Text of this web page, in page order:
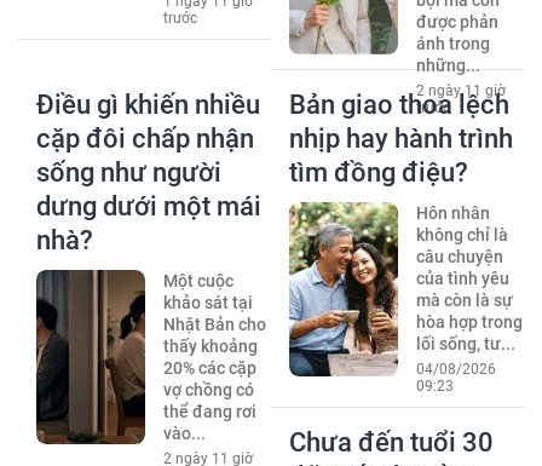
trước
được phản
ánh trong
những...
2 ngày 11 giờ
trước
Điều gì khiến nhiều
cặp đôi chấp nhận
sống như người
dưng dưới một mái
nhà?
Một cuộc
khảo sát tại
Nhật Bản cho
thấy khoảng
20% các cặp
vợ chồng có
thể đang rơi
vào...
2 ngày 11 giờ
Bản giao thoa lệch
nhịp hay hành trình
tìm đồng điệu?
Hôn nhân
không chỉ là
câu chuyện
của tình yêu
mà còn là sự
hòa hợp trong
lối sống, tư...
04/08/2026
09:23
Chưa đến tuổi 30